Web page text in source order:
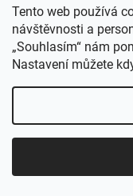
Tento web používá
návštěvnosti a
„Souhlasím“ nám
Nastavení můžete
Cestovní taška na
734 Kč/ ks